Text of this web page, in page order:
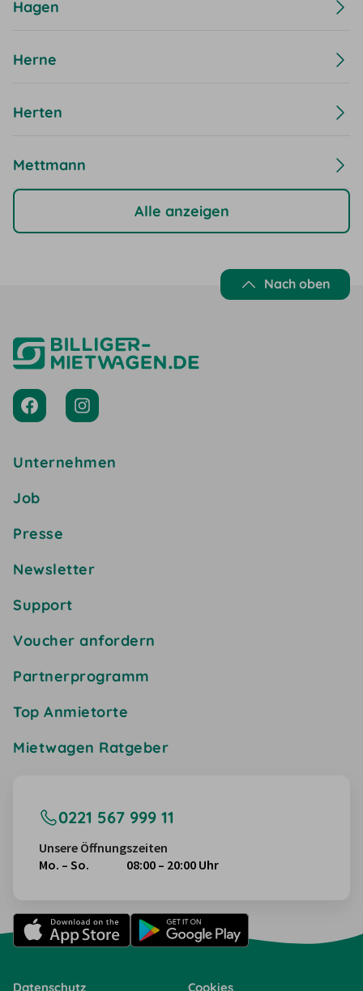
Hagen
Herne
Herten
Mettmann
Alle anzeigen
Nach oben
Unternehmen
Job
Presse
Newsletter
Support
Voucher anfordern
Partnerprogramm
Top Anmietorte
Mietwagen Ratgeber
0221 567 999 11
Unsere Öffnungszeiten
Mo. – So.
08:00 – 20:00 Uhr
Datenschutz Cookies